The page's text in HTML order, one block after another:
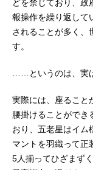
どを禁じており、政
報操作を繰り返して
されることが多く、
す。
……というのは、実
実際には、座ること
腰掛けることができ
おり、五老星はイム
マントを羽織って正
5人揃ってひざまず